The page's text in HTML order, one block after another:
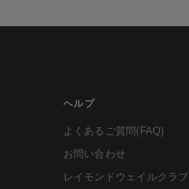
ヘルプ
よくあるご質問(FAQ)
お問い合わせ
レイモンドウェイルクラブ